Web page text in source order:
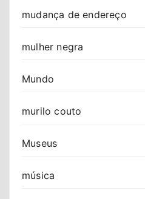
mudança de endereço
mulher negra
Mundo
murilo couto
Museus
música